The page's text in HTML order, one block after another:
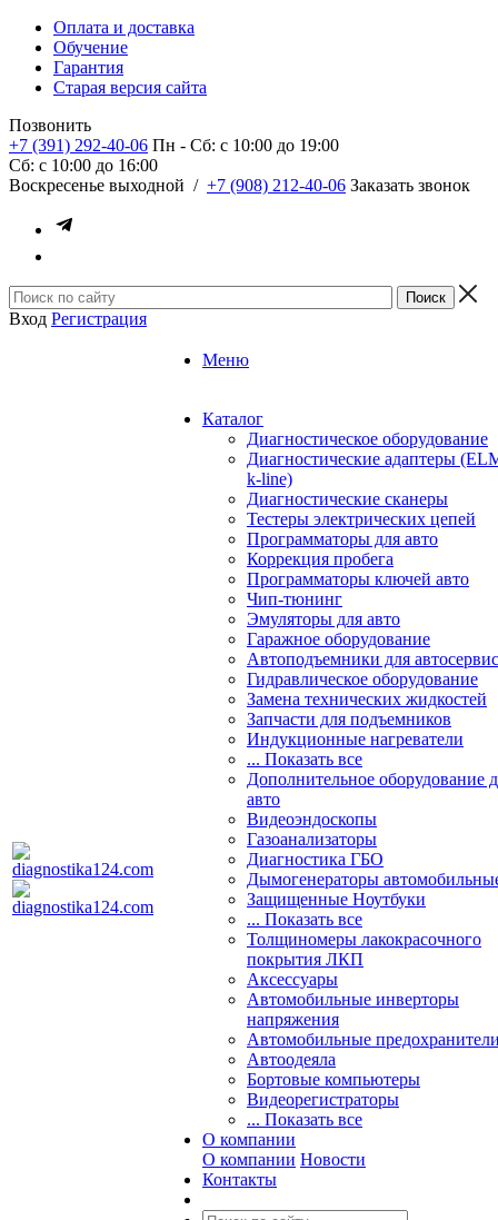
Оплата и доставка
Обучение
Гарантия
Старая версия сайта
Позвонить
+7 (391) 292-40-06 Пн - Сб: c 10:00 до 19:00
Сб: c 10:00 до 16:00
​Воскресенье выходной / +7 (908) 212-40-06 Заказать звонок
Вход Регистрация
Меню
Каталог
Диагностическое оборудование
Диагностические адаптеры
k-line)
Диагностические сканеры
Тестеры электрических цепей
Программаторы для авто
Коррекция пробега
Программаторы ключей авто
Чип-тюнинг
Эмуляторы для авто
Гаражное оборудование
Автоподъемники для
Гидравлическое оборудование
Замена технических жидкостей
Запчасти для подъемников
Индукционные нагреватели
... Показать все
Дополнительное оборудование
авто
Видеоэндоскопы
Газоанализаторы
Диагностика ГБО
Дымогенераторы
Защищенные Ноутбуки
... Показать все
Толщиномеры лакокрасочного
покрытия ЛКП
Аксессуары
Автомобильные инверторы
напряжения
Автомобильные
Автоодеяла
Бортовые компьютеры
Видеорегистраторы
... Показать все
О компании
О компании Новости
Контакты